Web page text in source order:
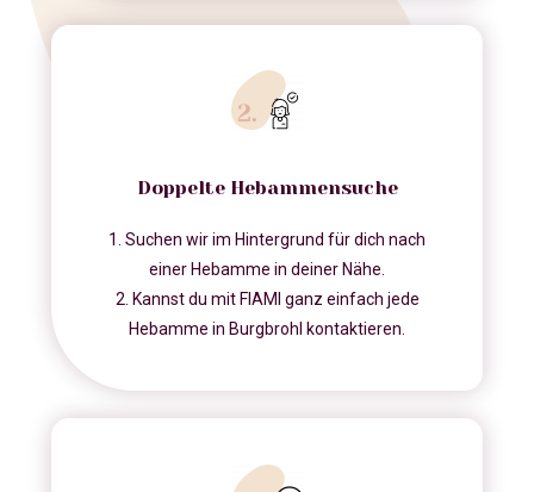
Doppelte Hebammensuche
1. Suchen wir im Hintergrund für dich nach
einer Hebamme in deiner Nähe.
2. Kannst du mit FIAMI ganz einfach jede
Hebamme in Burgbrohl kontaktieren.